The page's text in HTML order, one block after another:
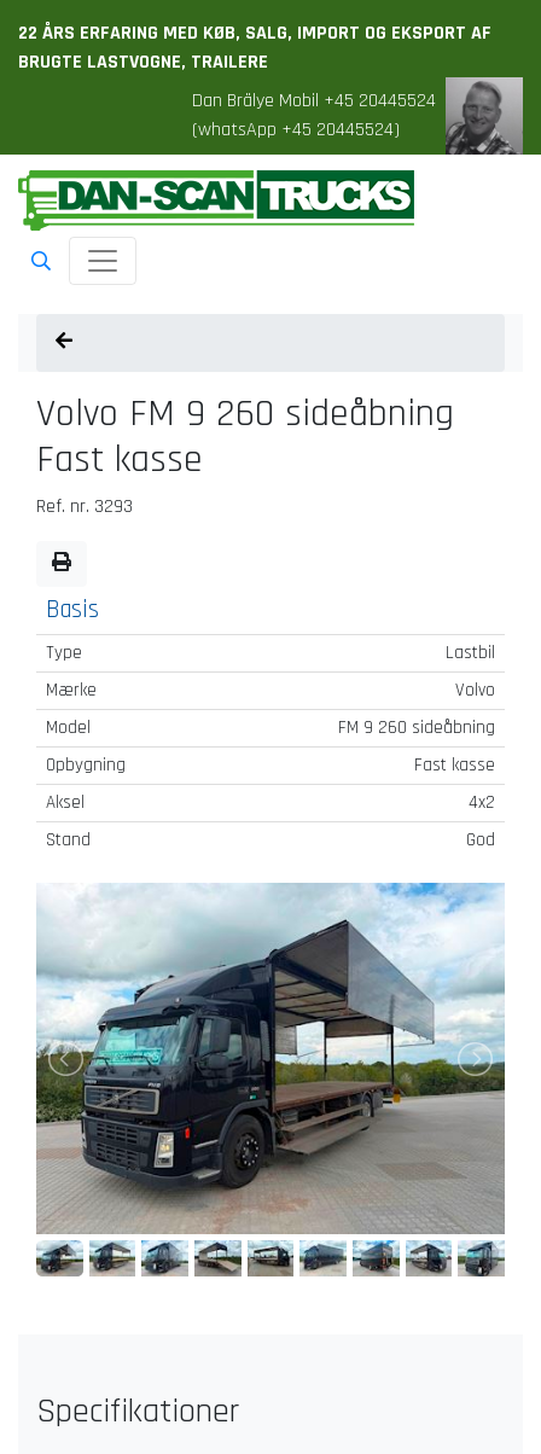
22 ÅRS ERFARING MED KØB, SALG, IMPORT OG EKSPORT AF
BRUGTE LASTVOGNE, TRAILERE
Dan Brälye Mobil +45 20445524
(whatsApp +45 20445524)
Toggle navigation
Volvo FM 9 260 sideåbning
Fast kasse
Ref. nr. 3293
Basis
Type
Lastbil
Mærke
Volvo
Model
FM 9 260 sideåbning
Opbygning
Fast kasse
Aksel
4x2
Stand
God
Specifikationer